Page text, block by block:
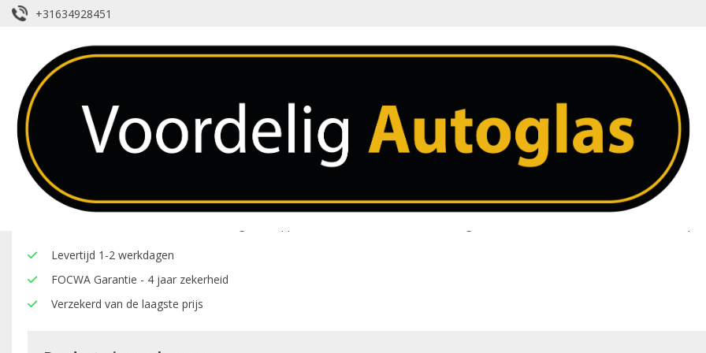
+31634928451
Voorruit – Chevrolet – Van
Over dit product
Levertijd 1-2 werkdagen
FOCWA Garantie - 4 jaar zekerheid
Verzekerd van de laagste prijs